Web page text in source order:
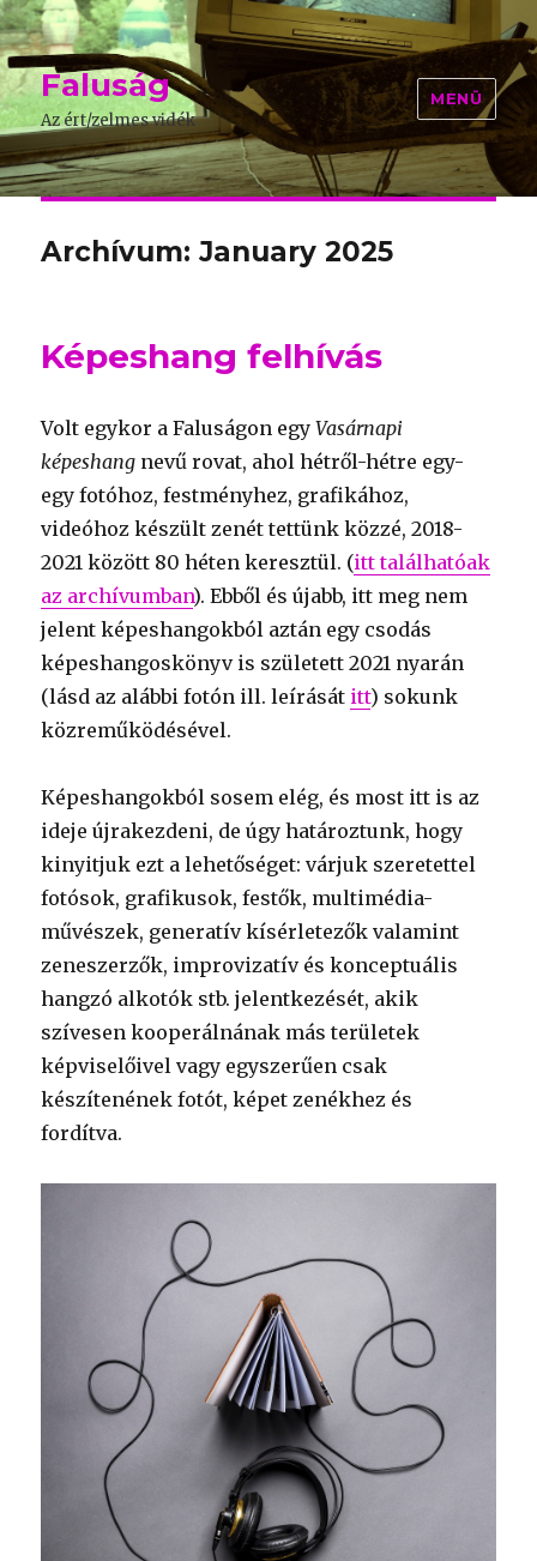
Faluság
Az ért/zelmes vidék
MENÜ
Archívum: January 2025
Képeshang felhívás
Volt egykor a Faluságon egyVasárnapi
képeshang nevű rovat, ahol hétről-hétre egy-
egy fotóhoz, festményhez, grafikához,
videóhoz készült zenét tettünk közzé, 2018-
2021 között 80 héten keresztül. (itt találhatóak
az archívumban). Ebből és újabb, itt meg nem
jelent képeshangokból aztán egy csodás
képeshangoskönyv is született 2021 nyarán
(lásd az alábbi fotón ill. leírását itt) sokunk
közreműködésével.
Képeshangokból sosem elég, és most itt is az
ideje újrakezdeni, de úgy határoztunk, hogy
kinyitjuk ezt a lehetőséget: várjuk szeretettel
fotósok, grafikusok, festők, multimédia-
művészek, generatív kísérletezők valamint
zeneszerzők, improvizatív és konceptuális
hangzó alkotók stb. jelentkezését, akik
szívesen kooperálnának más területek
képviselőivel vagy egyszerűen csak
készítenének fotót, képet zenékhez és
fordítva.